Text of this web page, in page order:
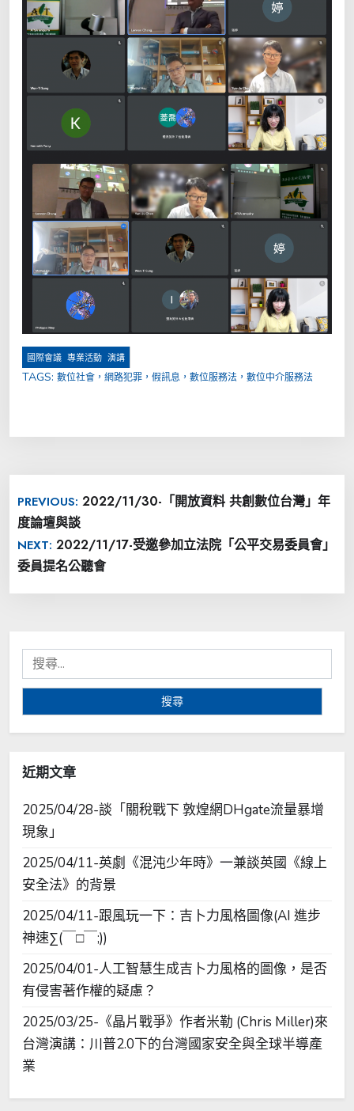
國際會議 專業活動 演講
TAGS: 數位社會，網路犯罪，假訊息，數位服務法，數位中介服務法
章
導
覽
PREVIOUS: 2022/11/30-「開放資料 共創數位台灣」年
度論壇與談
NEXT: 2022/11/17-受邀參加立法院「公平交易委員會」
委員提名公聽會
搜
尋
近期文章
2025/04/28-談「關稅戰下 敦煌網DHgate流量暴增
現象」
2025/04/11-英劇《混沌少年時》一兼談英國《線上
安全法》的背景
2025/04/11-跟風玩一下：吉卜力風格圖像(AI 進步
神速∑(￣□￣;))
2025/04/01-人工智慧生成吉卜力風格的圖像，是否
有侵害著作權的疑慮？
2025/03/25-《晶片戰爭》作者米勒 (Chris Miller)來
台灣演講：川普2.0下的台灣國家安全與全球半導產
業